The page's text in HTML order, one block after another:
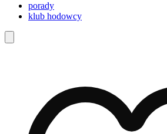
porady
klub hodowcy